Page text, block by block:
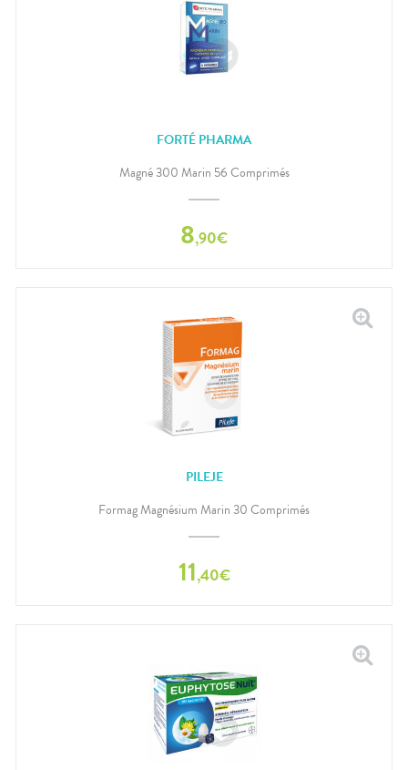
FORTÉ PHARMA
Magné 300 Marin 56 Comprimés
8,90€
PILEJE
Formag Magnésium Marin 30 Comprimés
11,40€